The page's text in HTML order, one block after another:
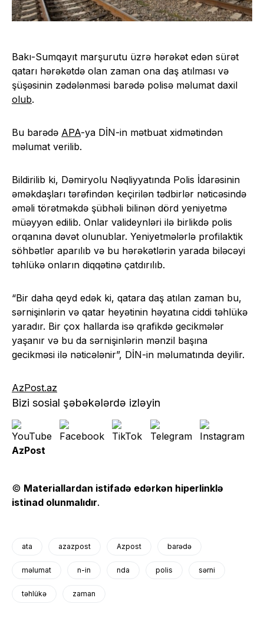
Bakı-Sumqayıt marşurutu üzrə hərəkət edən sürət
qatarı hərəkətdə olan zaman ona daş atılması və
şüşəsinin zədələnməsi barədə polisə məlumat daxil
olub.
Bu barədə APA-ya DİN-in mətbuat xidmətindən
məlumat verilib.
Bildirilib ki, Dəmiryolu Nəqliyyatında Polis İdarəsinin
əməkdaşları tərəfindən keçirilən tədbirlər nəticəsində
əməli törətməkdə şübhəli bilinən dörd yeniyetmə
müəyyən edilib. Onlar valideynləri ilə birlikdə polis
orqanına dəvət olunublar. Yeniyetmələrlə profilaktik
söhbətlər aparılıb və bu hərəkətlərin yarada biləcəyi
təhlükə onların diqqətinə çatdırılıb.
“Bir daha qeyd edək ki, qatara daş atılan zaman bu,
sərnişinlərin və qatar heyətinin həyatına ciddi təhlükə
yaradır. Bir çox hallarda isə qrafikdə gecikmələr
yaşanır və bu da sərnişinlərin mənzil başına
gecikməsi ilə nəticələnir”, DİN-in məlumatında deyilir.
AzPost.az
Bizi sosial şəbəkələrdə izləyin
AzPost
© Materiallardan istifadə edərkən hiperlinklə
istinad olunmalıdır.
ata azazpost Azpost barədə
məlumat n-in nda polis sərni
təhlükə zaman